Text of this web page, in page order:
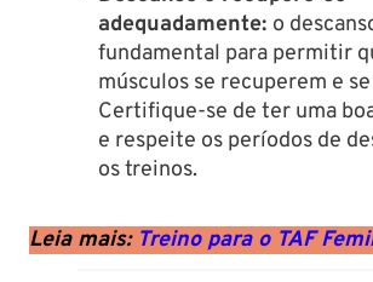
adequadamente: o
fundamental para permitir
músculos se recuperem e
Certifique-se de ter uma
e respeite os períodos de
os treinos.
Leia mais: Treino para o TAF